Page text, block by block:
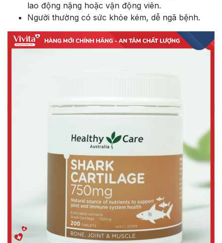
lao động nặng hoặc vận động viên.
Người thường có sức khỏe kém, dễ ngã bệnh.